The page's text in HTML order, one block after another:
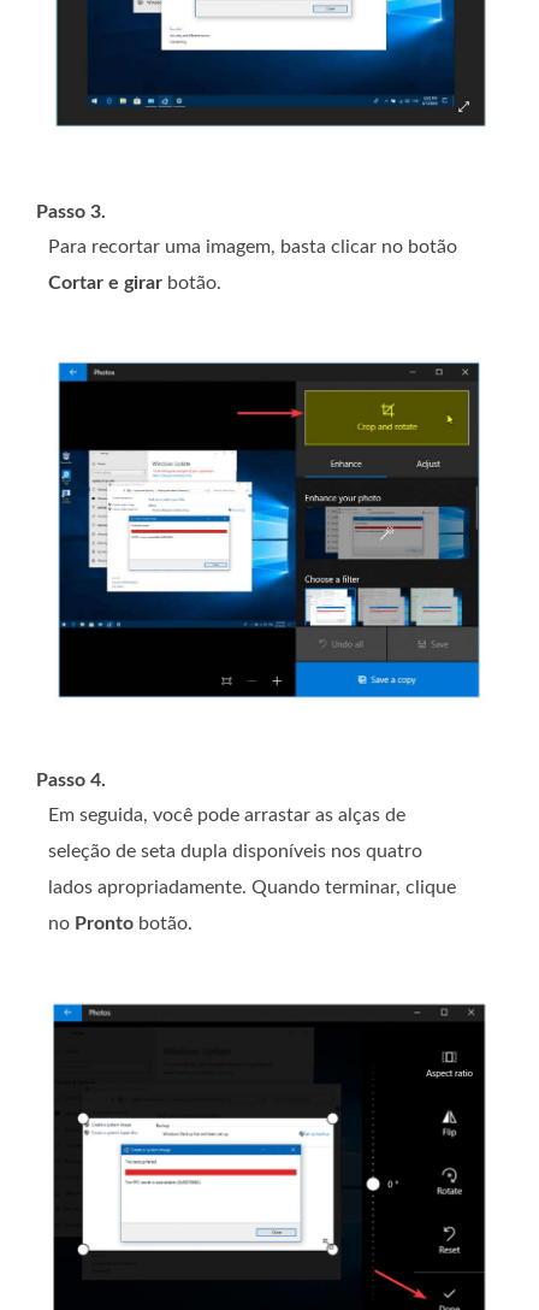
Passo 3.
Para recortar uma imagem, basta clicar no botão
Cortar e girar botão.
Passo 4.
Em seguida, você pode arrastar as alças de
seleção de seta dupla disponíveis nos quatro
lados apropriadamente. Quando terminar, clique
no Pronto botão.